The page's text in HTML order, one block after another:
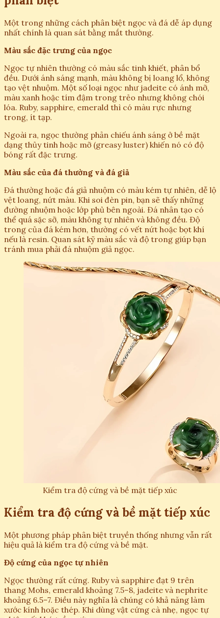
Một trong những cách phân biệt ngọc và đá dễ áp dụng
nhất chính là quan sát bằng mắt thường.
Màu sắc đặc trưng của ngọc
Ngọc tự nhiên thường có màu sắc tinh khiết, phân bổ
đều. Dưới ánh sáng mạnh, màu không bị loang lổ, không
tạo vệt nhuộm. Một số loại ngọc như jadeite có ánh mỡ,
màu xanh hoặc tím đậm trong trẻo nhưng không chói
lóa. Ruby, sapphire, emerald thì có màu rực nhưng
trong, ít tạp.
Ngoài ra, ngọc thường phản chiếu ánh sáng ở bề mặt
dạng thủy tinh hoặc mỡ (greasy luster) khiến nó có độ
bóng rất đặc trưng.
Màu sắc của đá thường và đá giả
Đá thường hoặc đá giả nhuộm có màu kém tự nhiên, dễ lộ
vệt loang, nứt màu. Khi soi đèn pin, bạn sẽ thấy những
đường nhuộm hoặc lớp phủ bên ngoài. Đá nhân tạo có
thể quá sặc sỡ, màu không tự nhiên và không đều. Độ
trong của đá kém hơn, thường có vết nứt hoặc bọt khí
nếu là resin. Quan sát kỹ màu sắc và độ trong giúp bạn
tránh mua phải đá nhuộm giả ngọc.
Kiểm tra độ cứng và bề mặt tiếp xúc
Kiểm tra độ cứng và bề mặt tiếp xúc
Một phương pháp phân biệt truyền thống nhưng vẫn rất
hiệu quả là kiểm tra độ cứng và bề mặt.
Độ cứng của ngọc tự nhiên
Ngọc thường rất cứng. Ruby và sapphire đạt 9 trên
thang Mohs, emerald khoảng 7.5–8, jadeite và nephrite
khoảng 6.5–7. Điều này nghĩa là chúng có khả năng làm
xước kính hoặc thép. Khi dùng vật cứng cà nhẹ, ngọc tự